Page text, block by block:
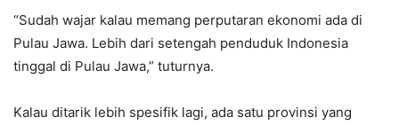
“Sudah wajar kalau memang perputaran ekonomi ada di
Pulau Jawa. Lebih dari setengah penduduk Indonesia
tinggal di Pulau Jawa,” tuturnya.
Kalau ditarik lebih spesifik lagi, ada satu provinsi yang